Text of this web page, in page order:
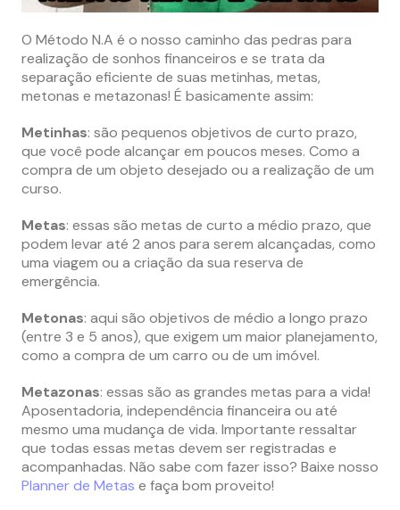
O Método N.A é o nosso caminho das pedras para
realização de sonhos financeiros e se trata da
separação eficiente de suas metinhas, metas,
metonas e metazonas! É basicamente assim:
Metinhas: são pequenos objetivos de curto prazo,
que você pode alcançar em poucos meses. Como a
compra de um objeto desejado ou a realização de um
curso.
Metas: essas são metas de curto a médio prazo, que
podem levar até 2 anos para serem alcançadas, como
uma viagem ou a criação da sua reserva de
emergência.
Metonas: aqui são objetivos de médio a longo prazo
(entre 3 e 5 anos), que exigem um maior planejamento,
como a compra de um carro ou de um imóvel.
Metazonas: essas são as grandes metas para a vida!
Aposentadoria, independência financeira ou até
mesmo uma mudança de vida. Importante ressaltar
que todas essas metas devem ser registradas e
acompanhadas. Não sabe com fazer isso? Baixe nosso
Planner de Metas e faça bom proveito!